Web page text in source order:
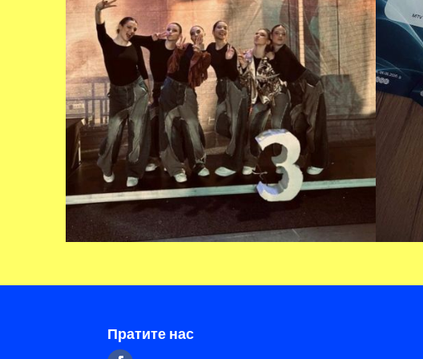
Пратите нас